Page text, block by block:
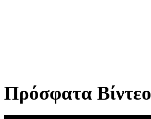
Πρόσφατα Βίντεο